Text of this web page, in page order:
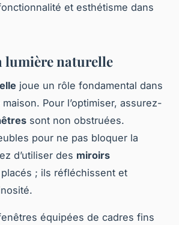
et esthétisme dans
lumière naturelle
joue un rôle fondamental dans
maison. Pour l’optimiser, assurez-
sont non obstruées.
pour ne pas bloquer la
d’utiliser des miroirs
; ils réfléchissent et
équipées de cadres fins